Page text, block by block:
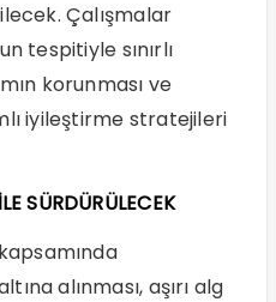
Çalışmalar
tespitiyle sınırlı
korunması ve
iyileştirme stratejileri
SÜRDÜRÜLECEK
alınması, aşırı alg